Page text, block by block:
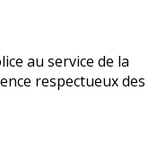
au service de la
respectueux des